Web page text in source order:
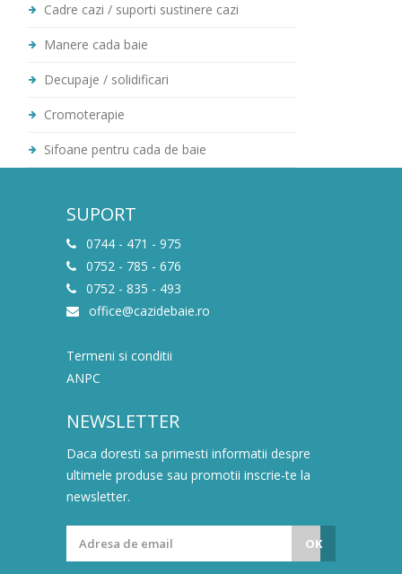
Cadre cazi / suporti sustinere cazi
Manere cada baie
Decupaje / solidificari
Cromoterapie
Sifoane pentru cada de baie
SUPORT
0744 - 471 - 975
0752 - 785 - 676
0752 - 835 - 493
office@cazidebaie.ro
Termeni si conditii
ANPC
NEWSLETTER
Daca doresti sa primesti informatii despre
ultimele produse sau promotii inscrie-te la
newsletter.
OK